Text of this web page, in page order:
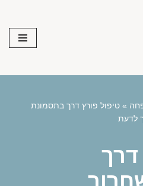
» טיפול פורץ דרך בתסמונת
לדעת
דרך